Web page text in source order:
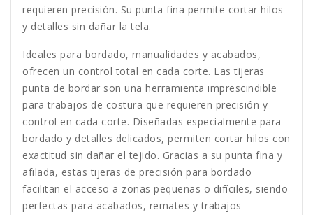
requieren precisión. Su punta fina permite cortar hilos
y detalles sin dañar la tela.
Ideales para bordado, manualidades y acabados,
ofrecen un control total en cada corte. Las tijeras
punta de bordar son una herramienta imprescindible
para trabajos de costura que requieren precisión y
control en cada corte. Diseñadas especialmente para
bordado y detalles delicados, permiten cortar hilos con
exactitud sin dañar el tejido. Gracias a su punta fina y
afilada, estas tijeras de precisión para bordado
facilitan el acceso a zonas pequeñas o difíciles, siendo
perfectas para acabados, remates y trabajos